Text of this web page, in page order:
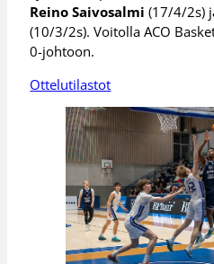
Reino Saivosalmi (17/4/2s)
(10/3/2s). Voitolla ACO
0-johtoon.
Ottelutilastot